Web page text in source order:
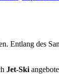
Entlang des
Jet-Ski